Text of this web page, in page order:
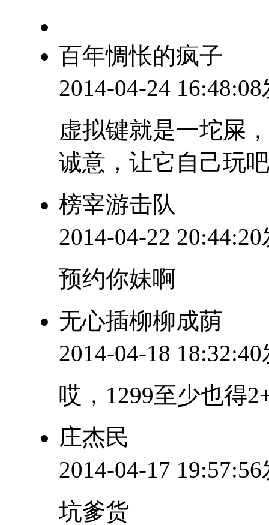
百年惆怅的疯子
2014-04-24
虚拟键就是一坨屎
诚意，让它自己玩
榜宰游击队
2014-04-22
预约你妹啊
无心插柳柳成荫
2014-04-18
哎，1299至少也得
庄杰民
2014-04-17
坑爹货